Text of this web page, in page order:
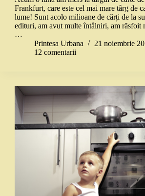
Frankfurt, care este cel mai mare târg de
lume! Sunt acolo milioane de cărți de la
edituri, am avut multe întâlniri, am răsfoit
…
Printesa Urbana
21 noiembrie
12 comentarii